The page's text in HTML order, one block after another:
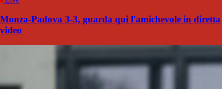
Monza-Padova 3-3, guarda qui l'amichevole in diretta
video